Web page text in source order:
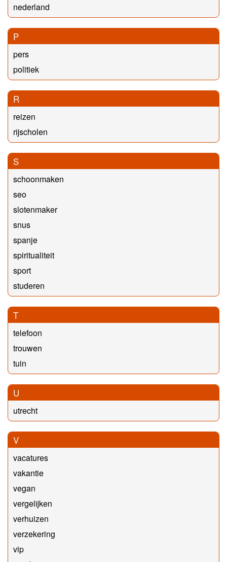
nederland
P
pers
politiek
R
reizen
rijscholen
S
schoonmaken
seo
slotenmaker
snus
spanje
spiritualiteit
sport
studeren
T
telefoon
trouwen
tuin
U
utrecht
V
vacatures
vakantie
vegan
vergelijken
verhuizen
verzekering
vip